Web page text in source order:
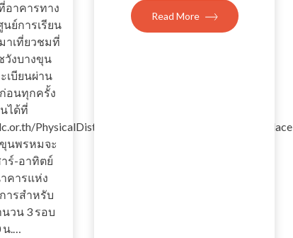
าคารทาง
ย์การเรียน
าเที่ยวชมที่
งบางขุน
เบียนผ่าน
อนทุกครั้ง
ได้ที่
PhysicalDistancing/Register/BangKhunphromPalace
นพรหมจะ
าร์-อาทิตย์
คารแห่ง
ารสำหรับ
วน 3 รอบ
น.…
Read More